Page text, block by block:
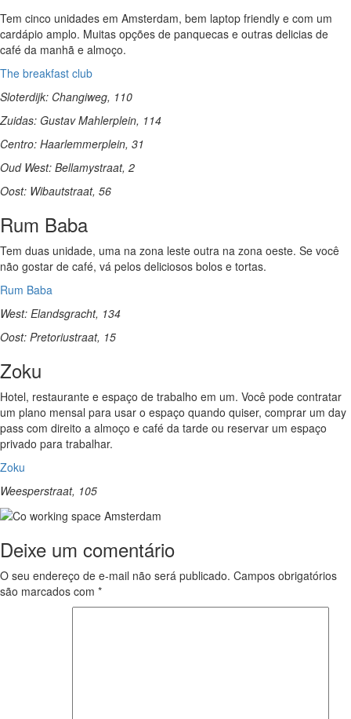
Tem cinco unidades em Amsterdam, bem laptop friendly e com um
cardápio amplo. Muitas opções de panquecas e outras delicias de
café da manhã e almoço.
The breakfast club
Sloterdijk: Changiweg, 110
Zuidas: Gustav Mahlerplein, 114
Centro: Haarlemmerplein, 31
Oud West: Bellamystraat, 2
Oost: Wibautstraat, 56
Rum Baba
Tem duas unidade, uma na zona leste outra na zona oeste. Se você
não gostar de café, vá pelos deliciosos bolos e tortas.
Rum Baba
West: Elandsgracht, 134
Oost: Pretoriustraat, 15
Zoku
Hotel, restaurante e espaço de trabalho em um. Você pode contratar
um plano mensal para usar o espaço quando quiser, comprar um day
pass com direito a almoço e café da tarde ou reservar um espaço
privado para trabalhar.
Zoku
Weesperstraat, 105
Deixe um comentário
O seu endereço de e-mail não será publicado. Campos obrigatórios
são marcados com *